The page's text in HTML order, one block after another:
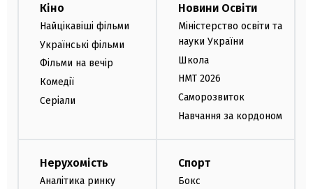
Кіно
Найцікавіші фільми
Українські фільми
Фільми на вечір
Комедії
Серіали
Новини Освіти
Міністерство освіти та
науки України
Школа
НМТ 2026
Саморозвиток
Навчання за кордоном
Нерухомість
Аналітика ринку
Спорт
Бокс